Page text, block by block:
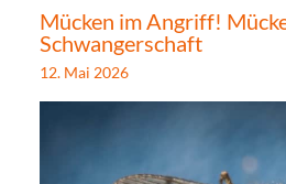
Mücken im Angriff!
Schwangerschaft
12. Mai 2026